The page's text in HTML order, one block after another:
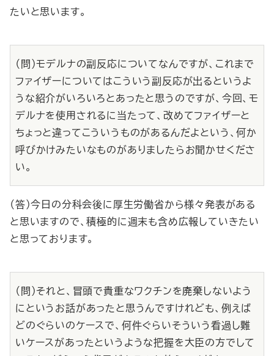
たいと思います。
（問）モデルナの副反応についてなんですが、これまで
ファイザーについてはこういう副反応が出るというよ
うな紹介がいろいろとあったと思うのですが、今回、モ
デルナを使用されるに当たって、改めてファイザーと
ちょっと違ってこういうものがあるんだよという、何か
呼びかけみたいなものがありましたらお聞かせくださ
い。
（答）今日の分科会後に厚生労働省から様々発表がある
と思いますので、積極的に週末も含め広報していきたい
と思っております。
（問）それと、冒頭で貴重なワクチンを廃棄しないよう
にというお話があったと思うんですけれども、例えば
どのぐらいのケースで、何件ぐらいそういう看過し難
いケースがあったというような把握を大臣の方でして